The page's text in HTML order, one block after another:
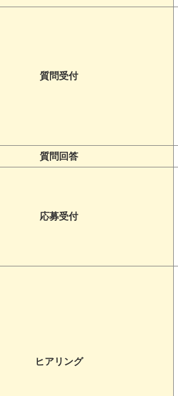
質問受付
質問回答
応募受付
ヒアリング